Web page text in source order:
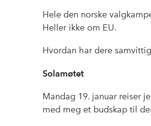
Hele den norske
Heller ikke om EU.
Hvordan har dere
Solamøtet
Mandag 19. januar reiser
med meg et budskap til